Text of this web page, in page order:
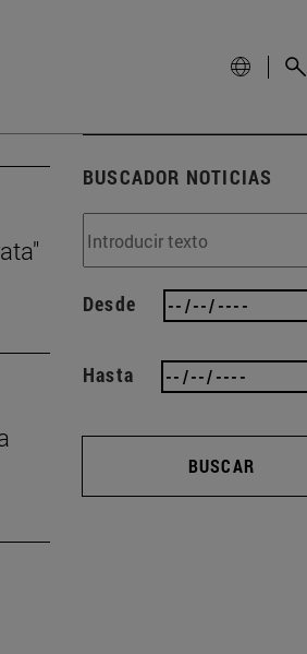
BUSCADOR NOTICIAS
Desde
Hasta
BUSCAR